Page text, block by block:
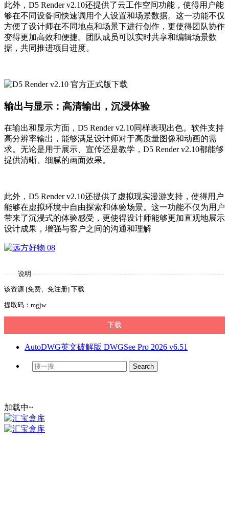
此外，D5 Render v2.10还提供了云工作空间功能，使得用户能
够在不同设备间快速调用个人设置和场景数据。这一功能不仅
方便了设计师在不同地点和场景下进行创作，更使得团队协作
变得更加高效和便捷。团队成员可以实时共享和编辑场景数
据，共同推进项目进度。
输出与显示：高清输出，沉浸体验
在输出和显示方面，D5 Render v2.10同样表现出色。软件支持
高分辨率输出，能够满足设计师对于高质量图像和动画的需
求。无论是用于展示、宣传还是教学，D5 Render v2.10都能够
提供清晰、细腻的画面效果。
此外，D5 Render v2.10还提供了虚拟现实漫游支持，使得用户
能够在虚拟环境中自由探索和体验场景。这一功能不仅为用户
带来了沉浸式的体验感受，更使得设计师能够更加直观地展示
设计成果，增强与客户之间的沟通和理解
说明
该资源 [免费、免注册] 下载
提取码：mgjw
下载
AutoDWG英文破解版 DWGSee Pro 2026 v6.51
加载中~